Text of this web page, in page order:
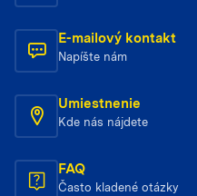
E-mailový kontakt
Napíšte nám
Umiestnenie
Kde nás nájdete
FAQ
Často kladené otázky